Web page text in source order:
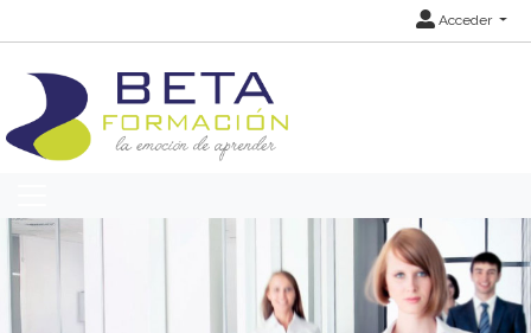
Acceder